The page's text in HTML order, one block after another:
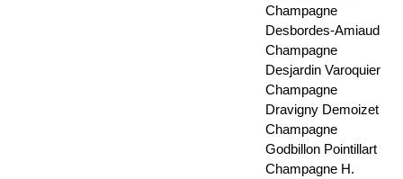
Champagne
Desbordes-Amiaud
Champagne
Desjardin Varoquier
Champagne
Dravigny Demoizet
Champagne
Godbillon Pointillart
Champagne H.